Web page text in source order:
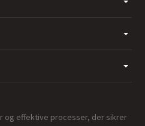
og effektive processer, der sikrer